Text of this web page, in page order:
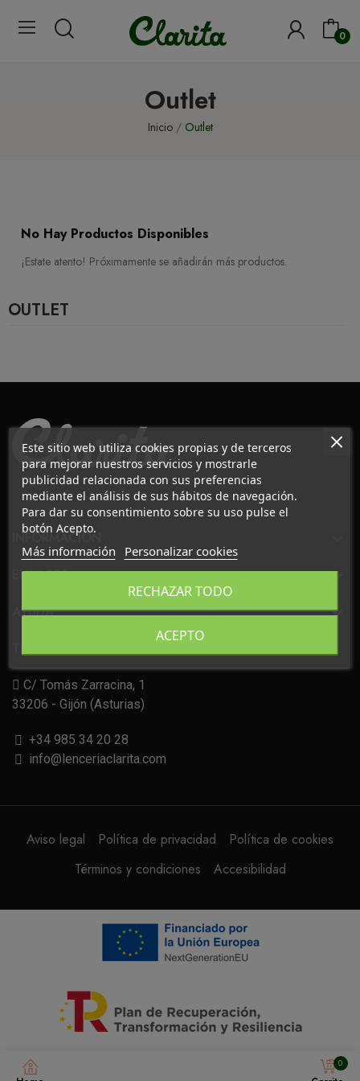
0
0
Outlet
Inicio Outlet
OUTLET
No Hay Productos Disponibles
¡Estate atento! Próximamente se añadirán más productos.
INFORMACIÓN
ENLACES 
AYUDA 
C/ Tomás Zarracina, 1
33206 - Gijón (Asturias)
+34 985 34 20 28
info@lenceriaclarita.com
Este sitio web utiliza cookies propias y de terceros
para mejorar nuestros servicios y mostrarle
publicidad relacionada con sus preferencias
mediante el análisis de sus hábitos de navegación.
Para dar su consentimiento sobre su uso pulse el
botón Acepto.
Más información Personalizar cookies
RECHAZAR TODO
ACEPTO
Aviso legal Política de privacidad
Política de cookies
Términos y condiciones
Accesibilidad